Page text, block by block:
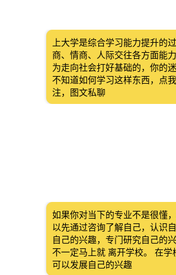
上大学是综合学习能力提升的
商、情商、人际交往各方面能力
为走向社会打好基础的，你的
不知道如何学习这样东西，点
注，图文私聊
如果你对当下的专业不是很懂
以先通过咨询了解自己，认识
自己的兴趣，专门研究自己的兴
不一定马上就 离开学校。 在学
可以发展自己的兴趣